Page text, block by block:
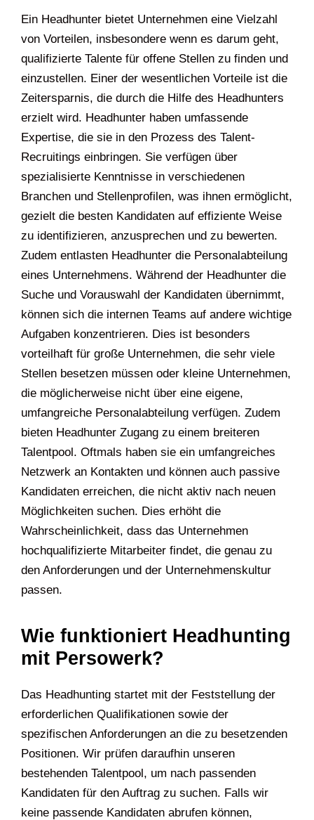
Ein Headhunter bietet Unternehmen eine Vielzahl
von Vorteilen, insbesondere wenn es darum geht,
qualifizierte Talente für offene Stellen zu finden und
einzustellen. Einer der wesentlichen Vorteile ist die
Zeitersparnis, die durch die Hilfe des Headhunters
erzielt wird. Headhunter haben umfassende
Expertise, die sie in den Prozess des Talent-
Recruitings einbringen. Sie verfügen über
spezialisierte Kenntnisse in verschiedenen
Branchen und Stellenprofilen, was ihnen ermöglicht,
gezielt die besten Kandidaten auf effiziente Weise
zu identifizieren, anzusprechen und zu bewerten.
Zudem entlasten Headhunter die Personalabteilung
eines Unternehmens. Während der Headhunter die
Suche und Vorauswahl der Kandidaten übernimmt,
können sich die internen Teams auf andere wichtige
Aufgaben konzentrieren. Dies ist besonders
vorteilhaft für große Unternehmen, die sehr viele
Stellen besetzen müssen oder kleine Unternehmen,
die möglicherweise nicht über eine eigene,
umfangreiche Personalabteilung verfügen. Zudem
bieten Headhunter Zugang zu einem breiteren
Talentpool. Oftmals haben sie ein umfangreiches
Netzwerk an Kontakten und können auch passive
Kandidaten erreichen, die nicht aktiv nach neuen
Möglichkeiten suchen. Dies erhöht die
Wahrscheinlichkeit, dass das Unternehmen
hochqualifizierte Mitarbeiter findet, die genau zu
den Anforderungen und der Unternehmenskultur
passen.
Wie funktioniert Headhunting
mit Persowerk?
Das Headhunting startet mit der Feststellung der
erforderlichen Qualifikationen sowie der
spezifischen Anforderungen an die zu besetzenden
Positionen. Wir prüfen daraufhin unseren
bestehenden Talentpool, um nach passenden
Kandidaten für den Auftrag zu suchen. Falls wir
keine passende Kandidaten abrufen können,